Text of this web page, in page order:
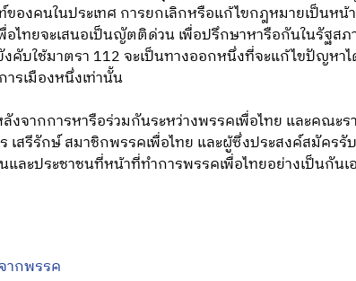
องคนในประเทศ การยกเลิกหรือแก้ไขกฎหมายเป็นห
อไทยจะเสนอเป็นญัตติด่วน เพื่อปรึกษาหารือกันในรัฐส
คับใช้มาตรา 112 จะเป็นทางออกหนึ่งที่จะแก้ไขปัญหา
รเมืองหนึ่งเท่านั้น
ลังจากการหารือร่วมกันระหว่างพรรคเพื่อไทย และคณ
สรีรักษ์ สมาชิกพรรคเพื่อไทย และผู้ซึ่งประสงค์สมัครรั
ละประชาชนที่หน้าที่ทำการพรรคเพื่อไทยอย่างเป็นกันเ
ากพรรค